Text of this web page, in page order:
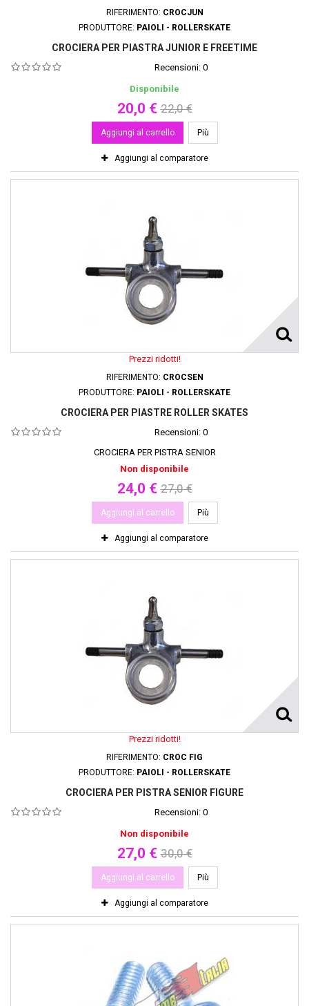
RIFERIMENTO: CROCJUN
PRODUTTORE: PAIOLI - ROLLERSKATE
CROCIERA PER PIASTRA JUNIOR E FREETIME
Recensioni: 0
Disponibile
20,0 € 22,0 €
Aggiungi al carrello Più
Aggiungi al comparatore
Prezzi ridotti!
RIFERIMENTO: CROCSEN
PRODUTTORE: PAIOLI - ROLLERSKATE
CROCIERA PER PIASTRE ROLLER SKATES
Recensioni: 0
CROCIERA PER PISTRA SENIOR
Non disponibile
24,0 € 27,0 €
Aggiungi al carrello Più
Aggiungi al comparatore
Prezzi ridotti!
RIFERIMENTO: CROC FIG
PRODUTTORE: PAIOLI - ROLLERSKATE
CROCIERA PER PISTRA SENIOR FIGURE
Recensioni: 0
Non disponibile
27,0 € 30,0 €
Aggiungi al carrello Più
Aggiungi al comparatore